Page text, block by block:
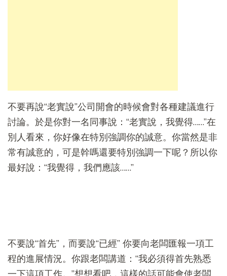
不要再說“老實說”公司開會的時候會對各種建議進行
討論。於是你對一名同事說：“老實說，我覺得……”在
別人看來，你好像在特別強調你的誠意。你當然是非
常有誠意的，可是幹嗎還要特別強調一下呢？所以你
最好說：“我覺得，我們應該……”
不要說“首先”，而要說“已經” 你要向老闆匯報一項工
程的進展情況。你跟老闆講道：“我必須得首先熟悉